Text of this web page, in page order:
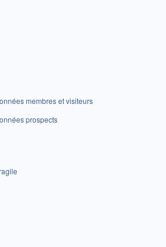
membres et visiteurs
prospects